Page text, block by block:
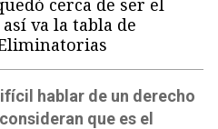
cerca de ser el
va la tabla de
hablar de un derecho
que es el